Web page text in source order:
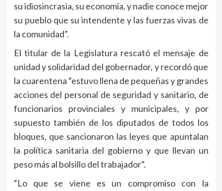
su idiosincrasia, su economía, y nadie conoce mejor
su pueblo que su intendente y las fuerzas vivas de
la comunidad”.
El titular de la Legislatura rescató el mensaje de
unidad y solidaridad del gobernador, y recordó que
la cuarentena “estuvo llena de pequeñas y grandes
acciones del personal de seguridad y sanitario, de
funcionarios provinciales y municipales, y por
supuesto también de los diputados de todos los
bloques, que sancionaron las leyes que apuntalan
la política sanitaria del gobierno y que llevan un
peso más al bolsillo del trabajador”.
“Lo que se viene es un compromiso con la